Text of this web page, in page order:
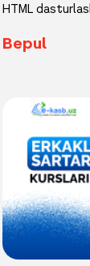
HTML
Bepul